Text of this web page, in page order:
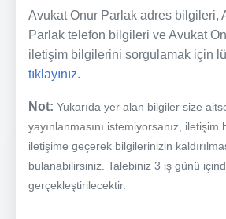
Avukat Onur Parlak adres bilgileri,
Parlak telefon bilgileri ve Avukat
iletişim bilgilerini sorgulamak için
tıklayınız.
Not: Yukarıda yer alan bilgiler size
yayınlanmasını istemiyorsanız,
iletişime geçerek bilgilerinizin
bulanabilirsiniz. Talebiniz 3 iş günü
gerçekleştirilecektir.